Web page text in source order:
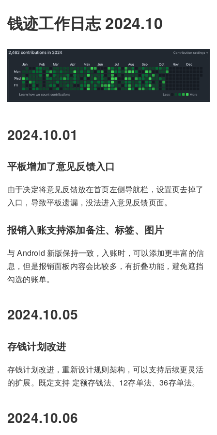
钱迹工作日志 2024.10
2024.10.01
平板增加了意见反馈入口
由于决定将意见反馈放在首页左侧导航栏，设置页去掉了
入口，导致平板遗漏，没法进入意见反馈页面。
报销入账支持添加备注、标签、图片
与 Android 新版保持一致，入账时，可以添加更丰富的信
息，但是报销面板内容会比较多，有折叠功能，避免遮挡
勾选的账单。
2024.10.05
存钱计划改进
存钱计划改进，重新设计规则架构，可以支持后续更灵活
的扩展。既定支持 定额存钱法、12存单法、36存单法。
2024.10.06